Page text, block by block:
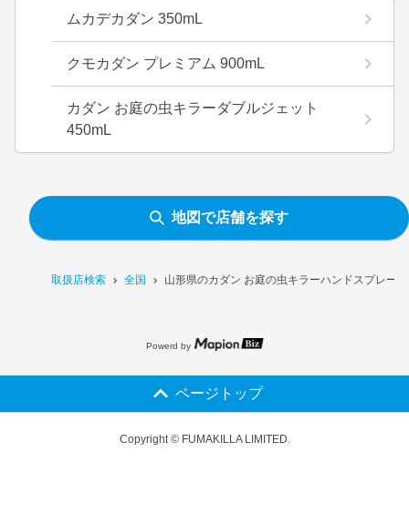
取扱店検索 全国 山形県のカダン お庭の虫キラーハンドスプレー
ムカデカダン 350mL
クモカダン プレミアム 900mL
カダン お庭の虫キラーダブルジェット
450mL
地図で店舗を探す
Powerd by
ページトップ
Copyright © FUMAKILLA LIMITED.